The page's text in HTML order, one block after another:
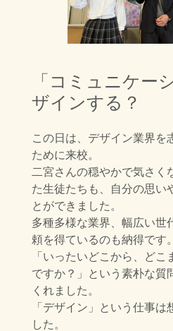
「 コミュニケー
ザインする？
この日は、デザイン業界を
ために来校。
二宮さんの穏やかで気さく
た生徒たちも、自分の思い
とができました。
多種多様な業界、幅広い世
頼を得ているのも納得です。
「いったいどこから、ど
ですか？」という素朴な質
くれました。
「デザイン」という仕事
した。